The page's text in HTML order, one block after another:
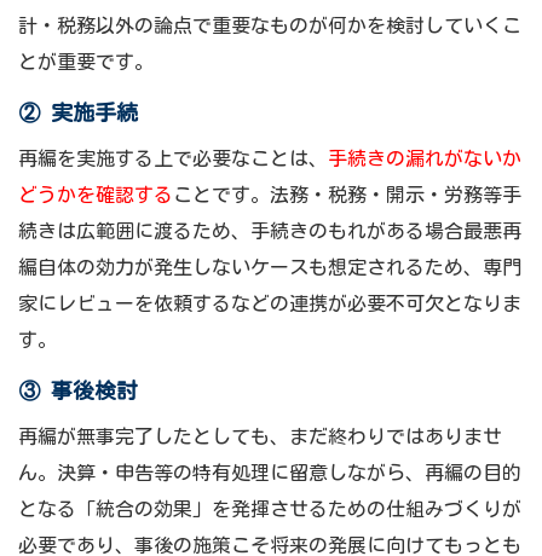
計・税務以外の論点で重要なものが何かを検討していくこ
とが重要です。
② 実施手続
再編を実施する上で必要なことは、 手続きの漏れがないか
どうかを確認する ことです。法務・税務・開示・労務等手
続きは広範囲に渡るため、手続きのもれがある場合最悪再
編自体の効力が発生しないケースも想定されるため、専門
家にレビューを依頼するなどの連携が必要不可欠となりま
す。
③ 事後検討
再編が無事完了したとしても、まだ終わりではありませ
ん。決算・申告等の特有処理に留意しながら、再編の目的
となる「統合の効果」を発揮させるための仕組みづくりが
必要であり、事後の施策こそ将来の発展に向けてもっとも